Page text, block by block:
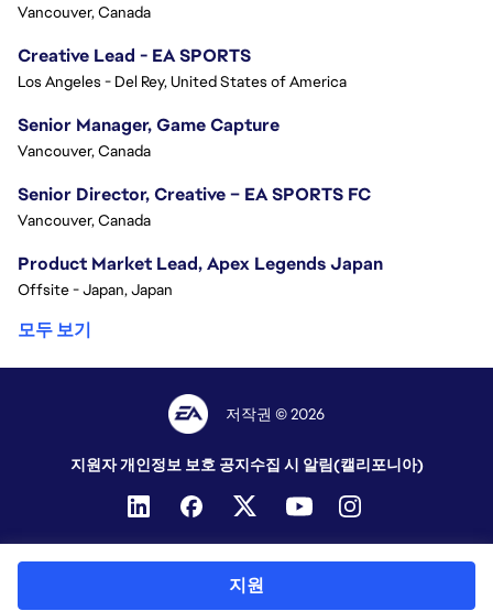
지원
Vancouver, Canada
Creative Lead - EA SPORTS
Los Angeles - Del Rey, United States of America
Senior Manager, Game Capture
Vancouver, Canada
Senior Director, Creative – EA SPORTS FC
Vancouver, Canada
Product Market Lead, Apex Legends Japan
Offsite - Japan, Japan
모두 보기
저작권 © 2026
지원자 개인정보 보호 공지수집 시 알림(캘리포니아)